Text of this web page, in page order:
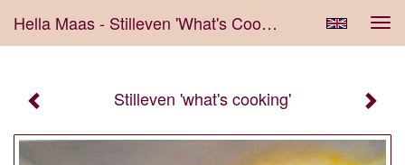
Hella Maas - Stilleven 'what's Cooking'
Stilleven 'what's cooking'